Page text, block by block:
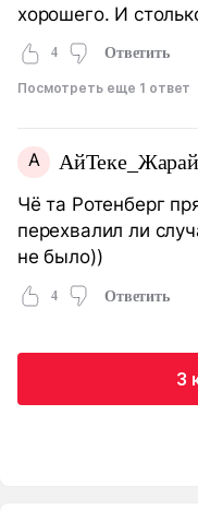
хорошего. И
4 Ответить
Посмотреть еще 1 ответ
А
Чё та Ротенберг
перехвалил ли
не было))
4 Ответить
3